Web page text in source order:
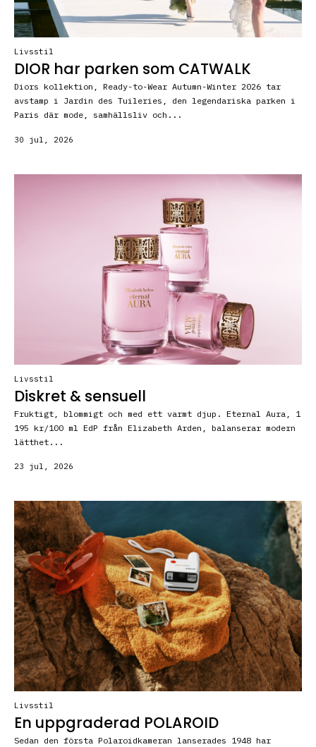
Livsstil
DIOR har parken som CATWALK
Diors kollektion, Ready-to-Wear Autumn-Winter 2026 tar
avstamp i Jardin des Tuileries, den legendariska parken i
Paris där mode, samhällsliv och...
30 jul, 2026
Livsstil
Diskret & sensuell
Fruktigt, blommigt och med ett varmt djup. Eternal Aura, 1
195 kr/100 ml EdP från Elizabeth Arden, balanserar modern
lätthet...
23 jul, 2026
Livsstil
En uppgraderad POLAROID
Sedan den första Polaroidkameran lanserades 1948 har